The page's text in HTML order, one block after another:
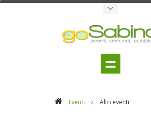
Eventi Altri eventi